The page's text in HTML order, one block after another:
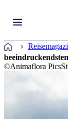
Startseite
©Animaflora